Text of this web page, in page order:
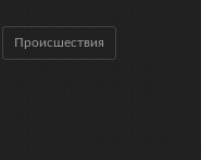
Происшествия